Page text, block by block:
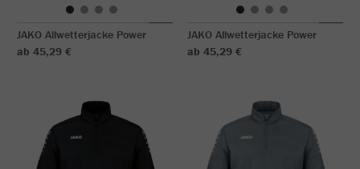
JAKO Allwetterjacke Power
ab 45,29 €
JAKO Allwetterjacke Power
ab 45,29 €